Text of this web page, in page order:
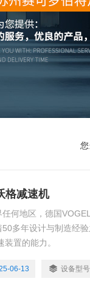
您
格减速机
何地区，德国
多年设计与制造经
置的能力。
06-13 设备型号